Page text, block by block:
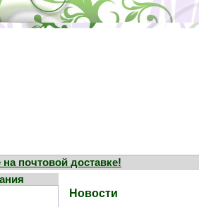
почтовой доставке!
Новости